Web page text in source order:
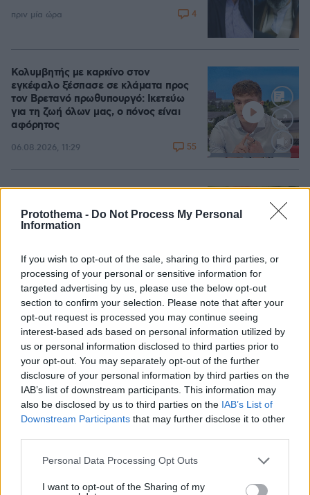
Protothema - Do Not Process My Personal
Information
If you wish to opt-out of the sale, sharing to third parties, or
processing of your personal or sensitive information for
targeted advertising by us, please use the below opt-out
section to confirm your selection. Please note that after your
opt-out request is processed you may continue seeing
interest-based ads based on personal information utilized by
us or personal information disclosed to third parties prior to
your opt-out. You may separately opt-out of the further
disclosure of your personal information by third parties on the
IAB’s list of downstream participants. This information may
also be disclosed by us to third parties on the IAB’s List of
Downstream Participants that may further disclose it to other
Please note that this website/app uses one or more Google
not limited to your visit or usage behaviour. You may click to
Personal Data Processing Opt Outs
I want to opt-out of the Sharing of my
πριν μία ώρα 4
Loaded
Κολυμβητής με καρκίνο στον
εγκέφαλο ξέσπασε σε κλάματα προς
τον Βρετανό πρωθυπουργό: Ικετεύω
για τη ζωή όλων μας, ο πόνος είναι
αφόρητος
06.08.2026, 11:29 55
Το εξωτικό φρούτο που καλλιεργείται
06.08.2026, 10:57
Τι σημαίνει ρήτρα διαφυγής για την
ενέργεια: «Ανάσα» 1 δισ. έως το 2028
για επενδύσεις, τι αλλάζει για τους
πολίτες
06.08.2026, 12:56 31
Games